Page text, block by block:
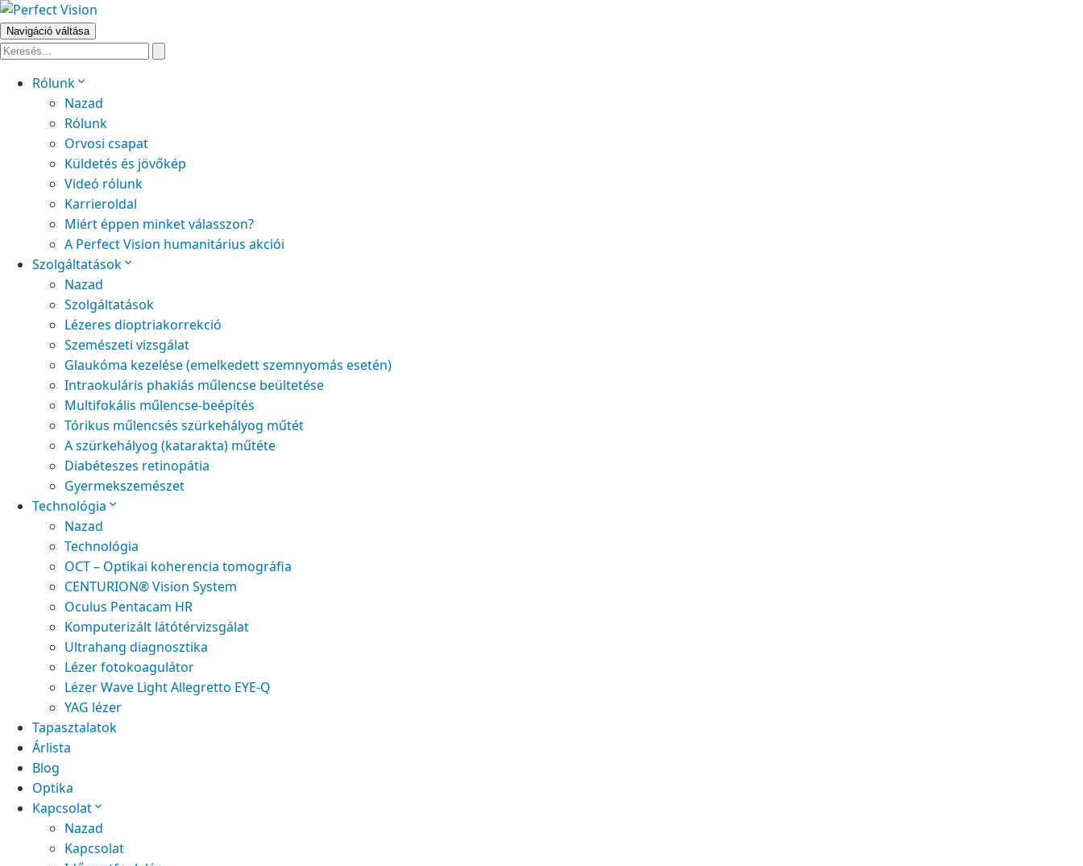
Navigáció váltása
Rólunk
Nazad
Rólunk
Orvosi csapat
Küldetés és jövőkép
Videó rólunk
Karrieroldal
Miért éppen minket válasszon?
A Perfect Vision humanitárius akciói
Szolgáltatások
Nazad
Szolgáltatások
Lézeres dioptriakorrekció
Szemészeti vizsgálat
Glaukóma kezelése (emelkedett szemnyomás esetén)
Intraokuláris phakiás műlencse beültetése
Multifokális műlencse-beépítés
Tórikus műlencsés szürkehályog műtét
A szürkehályog (katarakta) műtéte
Diabéteszes retinopátia
Gyermekszemészet
Technológia
Nazad
Technológia
OCT – Optikai koherencia tomográfia
CENTURION® Vision System
Oculus Pentacam HR
Komputerizált látótérvizsgálat
Ultrahang diagnosztika
Lézer fotokoagulátor
Lézer Wave Light Allegretto EYE-Q
YAG lézer
Tapasztalatok
Árlista
Blog
Optika
Kapcsolat
Nazad
Kapcsolat